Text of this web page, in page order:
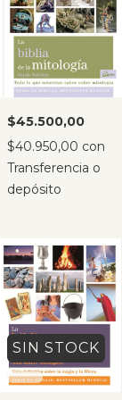
$45.500,00
$40.950,00 con
Transferencia o
depósito
SIN STOCK